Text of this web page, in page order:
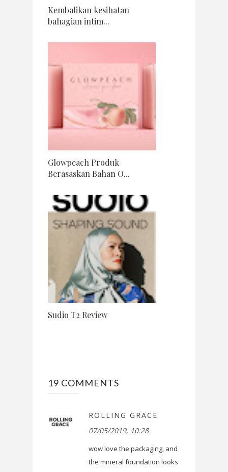
Kembalikan kesihatan
bahagian intim...
Glowpeach Produk
Berasaskan Bahan O...
Sudio T2 Review
19 COMMENTS
ROLLING GRACE
07/05/2019, 10:28
wow love the packaging, and
the mineral foundation looks